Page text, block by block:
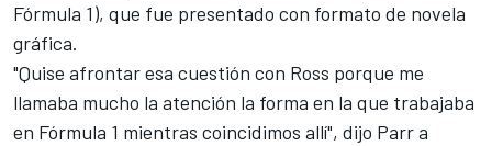
Fórmula 1), que fue presentado con formato de novela
gráfica.
"Quise afrontar esa cuestión con Ross porque me
llamaba mucho la atención la forma en la que trabajaba
en Fórmula 1 mientras coincidimos allí", dijo Parr a